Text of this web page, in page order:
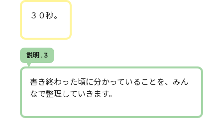
３０秒。
説明 . 3
書き終わった頃に分かっていることを、みん
なで整理していきます。